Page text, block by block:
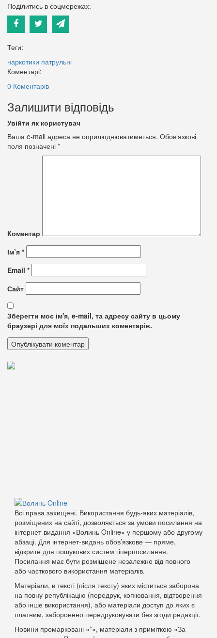
Поділитись в соцмережах:
Теги:
наркотики патрульні
Коментарі:
0 Коментарів
Залишити відповідь
Увійти як користувач
Ваша e-mail адреса не оприлюднюватиметься. Обов’язкові
поля позначені *
Коментар
Ім’я *
Email *
Сайт
Зберегти моє ім'я, e-mail, та адресу сайту в цьому
браузері для моїх подальших коментарів.
Всі права захищені. Використання будь-яких матеріалів,
розміщених на сайті, дозволяється за умови посилання на
інтернет-видання «Волинь Online» у першому або другому
абзаці. Для інтернет-видань обов’язкове — пряме,
відкрите для пошукових систем гіперпосилання.
Посилання має бути розміщене незалежно від повного
або часткового використання матеріалів.
Матеріали, в тексті (після тексту) яких міститься заборона
на повну републікацію (передрук, копіювання, відтворення
або інше використання), або матеріали доступ до яких є
платним, заборонено передруковувати без згоди редакції.
Новини промарковані «*», матеріали з приміткою «За